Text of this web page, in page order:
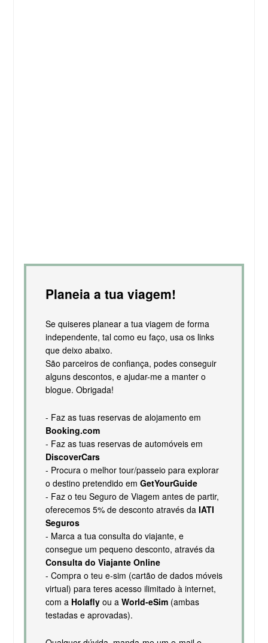
Planeia a tua viagem!
Se quiseres planear a tua viagem de forma
independente, tal como eu faço, usa os links
que deixo abaixo.
São parceiros de confiança, podes conseguir
alguns descontos, e ajudar-me a manter o
blogue. Obrigada!
- Faz as tuas reservas de alojamento em
Booking.com
- Faz as tuas reservas de automóveis em
DiscoverCars
- Procura o melhor tour/passeio para explorar
o destino pretendido em GetYourGuide
- Faz o teu Seguro de Viagem antes de partir,
oferecemos 5% de desconto através da IATI
Seguros
- Marca a tua consulta do viajante, e
consegue um pequeno desconto, através da
Consulta do Viajante Online
- Compra o teu e-sim (cartão de dados móveis
virtual) para teres acesso ilimitado à internet,
com a Holaflyou a World-eSim(ambas
testadas e aprovadas).